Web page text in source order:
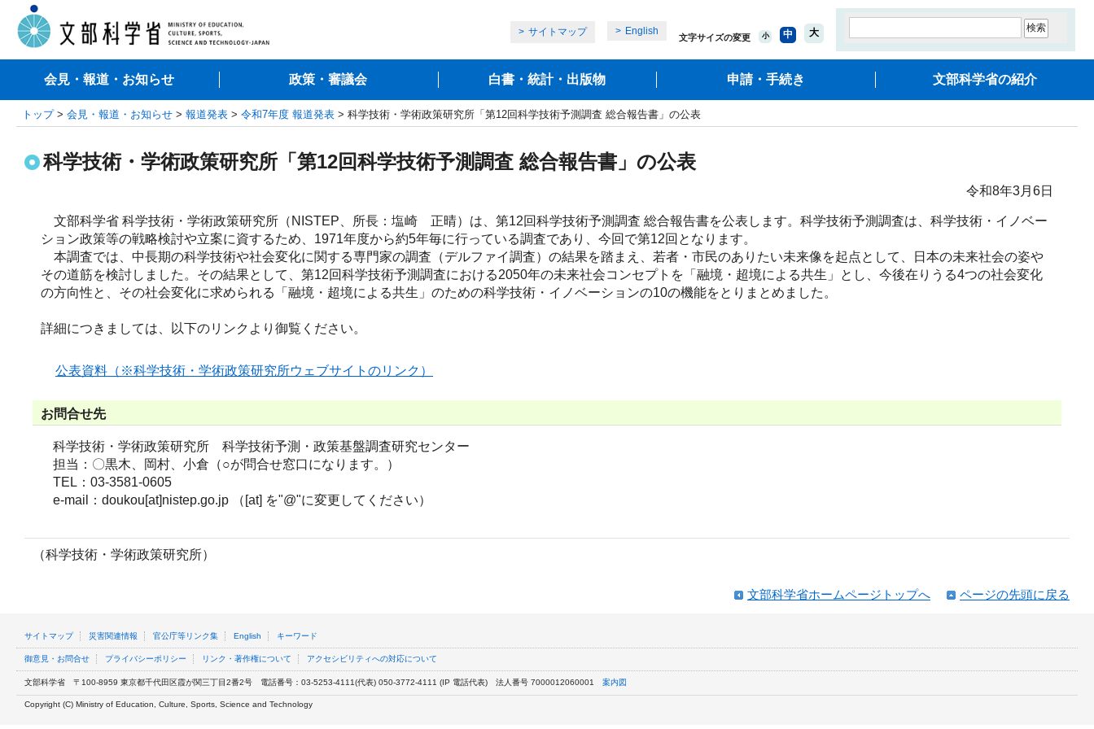
サイトマップ English
文字サイズの変更 小 中 大
会見・報道・お知らせ 政策・審議会 白書・統計・出版物 申請・手続き 文部科学省の紹介
トップ> 会見・報道・お知らせ > 報道発表 > 令和7年度 報道発表 > 科学技術・学術政策研究所「第12回科学技術予測調査 総合報告書」の公表
科学技術・学術政策研究所「第12回科学技術予測調査 総合報告書」の公表
令和8年3月6日
文部科学省 科学技術・学術政策研究所（NISTEP、所長：塩崎 正晴）は、第12回科学技術予測調査 総合報告書を公表します。科学技術予測調査は、科学技術・イノベー
ション政策等の戦略検討や立案に資するため、1971年度から約5年毎に行っている調査であり、今回で第12回となります。
本調査では、中長期の科学技術や社会変化に関する専門家の調査（デルファイ調査）の結果を踏まえ、若者・市民のありたい未来像を起点として、日本の未来社会の姿や
その道筋を検討しました。その結果として、第12回科学技術予測調査における2050年の未来社会コンセプトを「融境・超境による共生」とし、今後在りうる4つの社会変化
の方向性と、その社会変化に求められる「融境・超境による共生」のための科学技術・イノベーションの10の機能をとりまとめました。
詳細につきましては、以下のリンクより御覧ください。
公表資料（※科学技術・学術政策研究所ウェブサイトのリンク）
お問合せ先
科学技術・学術政策研究所 科学技術予測・政策基盤調査研究センター
担当：〇黒木、岡村、小倉（○が問合せ窓口になります。）
TEL：03-3581-0605
e-mail：doukou[at]nistep.go.jp （[at] を"@"に変更してください）
（科学技術・学術政策研究所）
ページの先頭に戻る
文部科学省ホームページトップへ
サイトマップ 災害関連情報 官公庁等リンク集 English キーワード
御意見・お問合せ プライバシーポリシー リンク・著作権について アクセシビリティへの対応について
文部科学省 〒100-8959 東京都千代田区霞が関三丁目2番2号 電話番号：03-5253-4111(代表) 050-3772-4111 (IP 電話代表) 法人番号 7000012060001 案内図
Copyright (C) Ministry of Education, Culture, Sports, Science and Technology